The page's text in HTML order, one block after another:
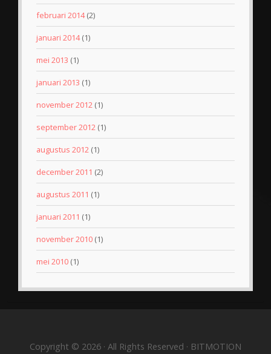
februari 2014(2)
januari 2014(1)
mei 2013 (1)
januari 2013 (1)
november 2012 (1)
september 2012 (1)
augustus 2012 (1)
december 2011 (2)
augustus 2011 (1)
januari 2011 (1)
november 2010 (1)
mei 2010 (1)
Copyright © 2026 · All Rights Reserved · BITMOTION